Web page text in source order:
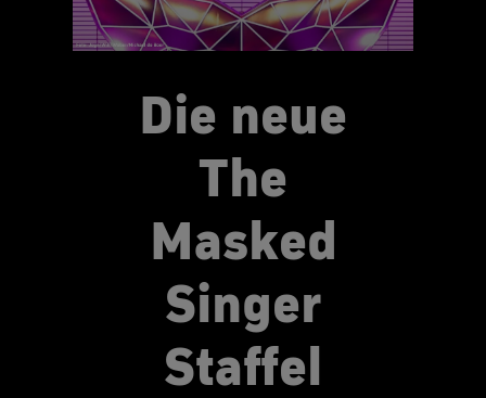
Die neue
The
Masked
Singer
Staffel